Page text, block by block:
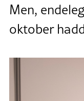
Men,
oktober